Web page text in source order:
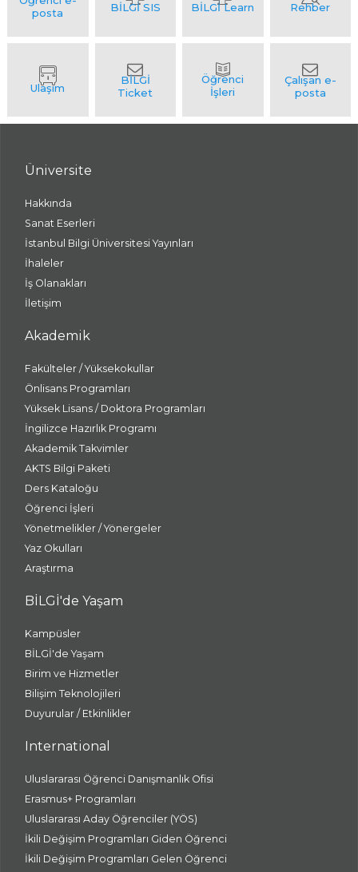
Üniversite
Hakkında
Sanat Eserleri
İstanbul Bilgi Üniversitesi Yayınları
İhaleler
İş Olanakları
İletişim
Akademik
Fakülteler / Yüksekokullar
Önlisans Programları
Yüksek Lisans / Doktora Programları
İngilizce Hazırlık Programı
Akademik Takvimler
AKTS Bilgi Paketi
Ders Kataloğu
Öğrenci İşleri
Yönetmelikler / Yönergeler
Yaz Okulları
Araştırma
BİLGİ'de Yaşam
Kampüsler
BİLGİ'de Yaşam
Birim ve Hizmetler
Bilişim Teknolojileri
Duyurular / Etkinlikler
International
Uluslararası Öğrenci Danışmanlık Ofisi
Erasmus+ Programları
Uluslararası Aday Öğrenciler (YÖS)
İkili Değişim Programları Giden Öğrenci
İkili Değişim Programları Gelen Öğrenci